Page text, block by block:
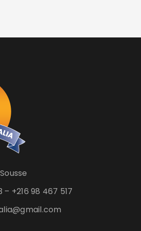
– +216 98 467 517